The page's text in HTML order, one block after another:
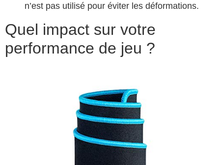
n’est pas utilisé pour éviter les déformations.
Quel impact sur votre
performance de jeu ?